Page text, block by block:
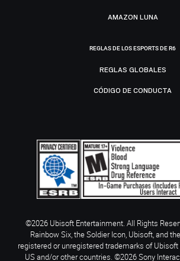
AMAZON LUNA
REGLAS DE LOS ESPORTS DE R6
REGLAS GLOBALES
CÓDIGO DE CONDUCTA
©2026 Ubisoft Entertainment. All Rights
Rainbow Six, the Soldier Icon, Ubisoft, and
registered or unregistered trademarks of
US and/or other countries. ©2026 Sony